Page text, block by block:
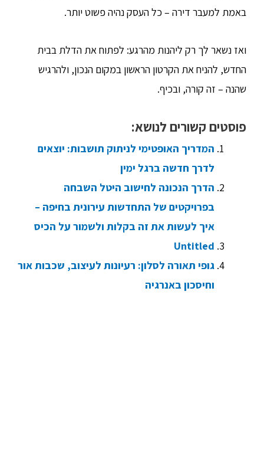
באמת למעבר דירה – כל העסק נהיה פשוט יותר.
ואז נשאר לך רק ליהנות מהרגע: לפתוח את הדלת בבית
החדש, להניח את הקרטון הראשון במקום הנכון, ולהרגיש
שהנה – זה קורה, ובכיף.
פוסטים קשורים לנושא:
המדריך האופטימי לניתוק תושבות: יוצאים
לדרך חדשה ברגל ימין
הדרך הנכונה לחישוב היטל השבחה
בפרויקטים של התחדשות עירונית בחיפה –
איך לעשות את זה בקלות ולשמור על הכיס
Untitled
גופי תאורה לסלון: רעיונות לעיצוב, שכבות אור
וחיסכון באנרגיה